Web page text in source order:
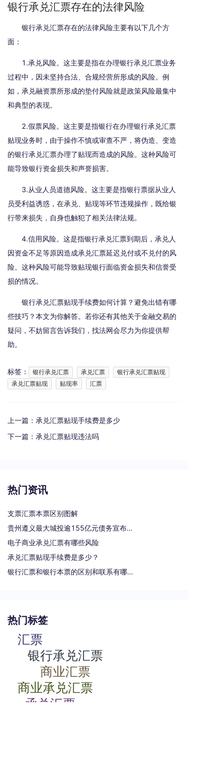
银行承兑汇票存在的法律风险
银行承兑汇票存在的法律风险主要有以下几个方
面：
1.承兑风险。这主要是指在办理银行承兑汇票业务
过程中，因未坚持合法、合规经营所形成的风险。例
如，承兑融资票所形成的垫付风险就是政策风险最集中
和典型的表现。
2.假票风险。这主要是指银行在办理银行承兑汇票
贴现业务时，由于操作不慎或审查不严，将伪造、变造
的银行承兑汇票办理了贴现而造成的风险。这种风险可
能导致银行资金损失和声誉损害。
3.从业人员道德风险。这主要是指银行票据从业人
员受利益诱惑，在承兑、贴现等环节违规操作，既给银
行带来损失，自身也触犯了相关法律法规。
4.信用风险。这是指银行承兑汇票到期后，承兑人
因资金不足等原因造成承兑汇票延迟兑付或不兑付的风
险。这种风险可能导致贴现银行面临资金损失和信誉受
损的情况。
银行承兑汇票贴现手续费如何计算？避免出错有哪
些技巧？本文为你解答。若你还有其他关于金融交易的
疑问，不妨留言告诉我们，找法网会尽力为你提供帮
助。
标签： 银行承兑汇票 承兑汇票
银行承兑汇票贴现
承兑汇票贴现
贴现率 汇票
上一篇： 承兑汇票贴现手续费是多少
下一篇： 承兑汇票贴现违法吗
热门资讯
支票汇票本票区别图解
贵州遵义最大城投逾155亿元债务宣布重组
电子商业承兑汇票有哪些风险
承兑汇票贴现手续费是多少？
银行汇票和银行本票的区别和联系有哪些（一文读懂支票、本票和汇票的区别）
热门标签
汇票
银行承兑汇票
商业汇票
商业承兑汇票
承兑汇票